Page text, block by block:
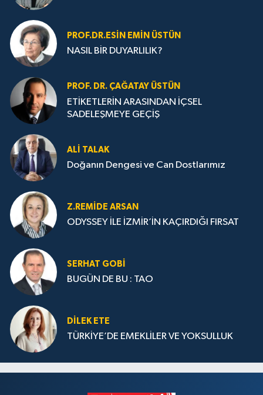
PROF.DR.ESIN EMIN ÜSTÜN
NASIL BİR DUYARLILIK?
PROF. DR. ÇAĞATAY ÜSTÜN
ETİKETLERİN ARASINDAN İÇSEL
SADELEŞMEYE GEÇİŞ
ALI TALAK
Doğanın Dengesi ve Can Dostlarımız
Z.REMIDE ARSAN
ODYSSEY İLE İZMİR’İN KAÇIRDIĞI FIRSAT
SERHAT GOBİ
BUGÜN DE BU : TAO
DILEK ETE
TÜRKİYE’DE EMEKLİLER VE YOKSULLUK